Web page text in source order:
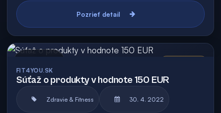
Pozrieť detail
FIT4YOU.SK
Súťaž o produkty v hodnote 150 EUR
Zdravie & Fitness 30. 4. 2022